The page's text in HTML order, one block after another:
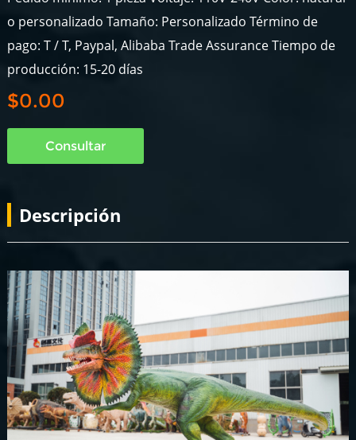
o personalizado Tamaño: Personalizado Término de
pago: T / T, Paypal, Alibaba Trade Assurance Tiempo de
producción: 15-20 días
$0.00
Consultar
Descripción